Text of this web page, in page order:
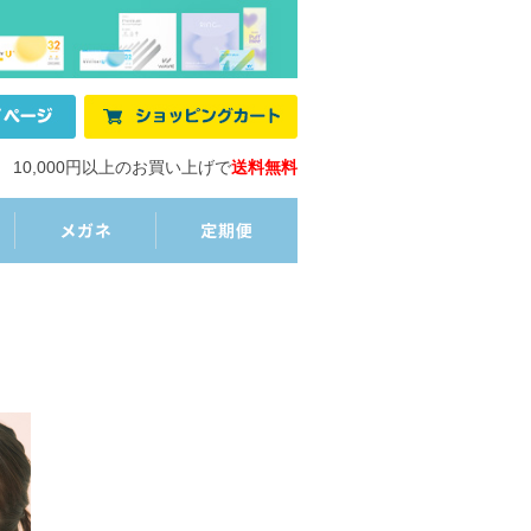
10,000円以上のお買い上げで送料無料